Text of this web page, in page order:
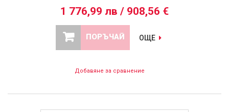
1 776,99 лв / 908,56 €
ПОРЪЧАЙ ОЩЕ
Добавяне за сравнение